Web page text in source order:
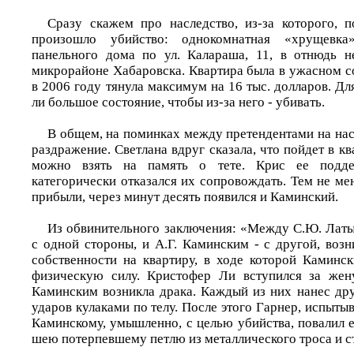
Сразу скажем про наследство, из-за которого,
произошло убийство: однокомнатная
панельного дома по ул. Калараша, 11, в отнюдь
микрорайоне Хабаровска. Квартира была в ужасном
в 2006 году тянула максимум на 16 тыс. долларов.
ли большое состояние, чтобы из-за него - убивать.
В общем, на поминках между претендентами на
раздражение. Светлана вдруг сказала, что пойдет в
можно взять на память о тете. Крис ее
категорически отказался их сопровождать. Тем не
прибыли, через минут десять появился и Каминский.
Из обвинительного заключения: «Между С.Ю.
с одной стороны, и А.Г. Каминским - с другой,
собственности на квартиру, в ходе которой
физическую силу. Кристофер Ли вступился за
Каминским возникла драка. Каждый из них нанес
ударов кулаками по телу. После этого Гарнер,
Каминскому, умышленно, с целью убийства, повалил
шею потерпевшему петлю из металлического троса и